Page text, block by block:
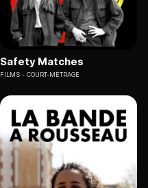
Safety Matches
FILMS COURT-MÉTRAGE